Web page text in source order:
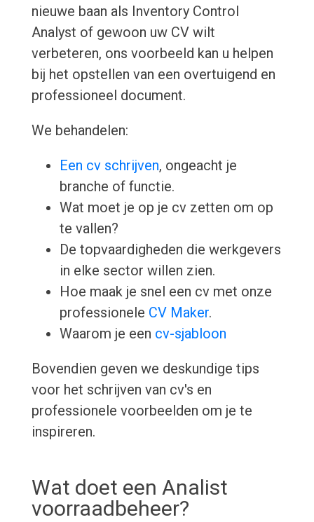
nieuwe baan als Inventory Control
Analyst of gewoon uw CV wilt
verbeteren, ons voorbeeld kan u helpen
bij het opstellen van een overtuigend en
professioneel document.
We behandelen:
Een cv schrijven, ongeacht je
branche of functie.
Wat moet je op je cv zetten om op
te vallen?
De topvaardigheden die werkgevers
in elke sector willen zien.
Hoe maak je snel een cv met onze
professionele CV Maker.
Waarom je een cv-sjabloon
Bovendien geven we deskundige tips
voor het schrijven van cv's en
professionele voorbeelden om je te
inspireren.
Wat doet een Analist
voorraadbeheer?